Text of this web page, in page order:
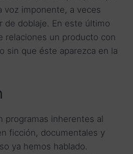
voz imponente, a veces
de doblaje. En este último
relaciones un producto con
sin que éste aparezca en la
programas inherentes al
ficción, documentales y
ya hemos hablado.